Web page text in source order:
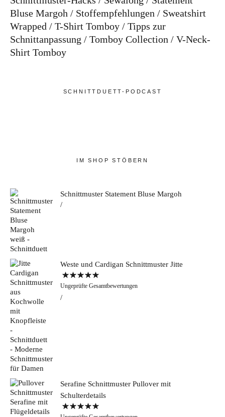
Bluse Margoh
Stoffempfehlungen
Sweatshirt
Wrapped
T-Shirt Tomboy
Tipps zur
Schnittanpassung
Tomboy Collection
V-Neck-
Shirt Tomboy
SCHNITTDUETT-PODCAST
IM SHOP STÖBERN
Schnittmuster Statement Bluse Margoh
Weste und Cardigan Schnittmuster Jitte
Bewertet mit
5.00von 5
Ungeprüfte Gesamtbewertungen
Serafine Schnittmuster Pullover mit
Schulterdetails
Bewertet mit